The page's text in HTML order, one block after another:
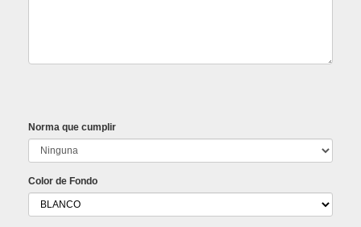
Norma que cumplir
Color de Fondo